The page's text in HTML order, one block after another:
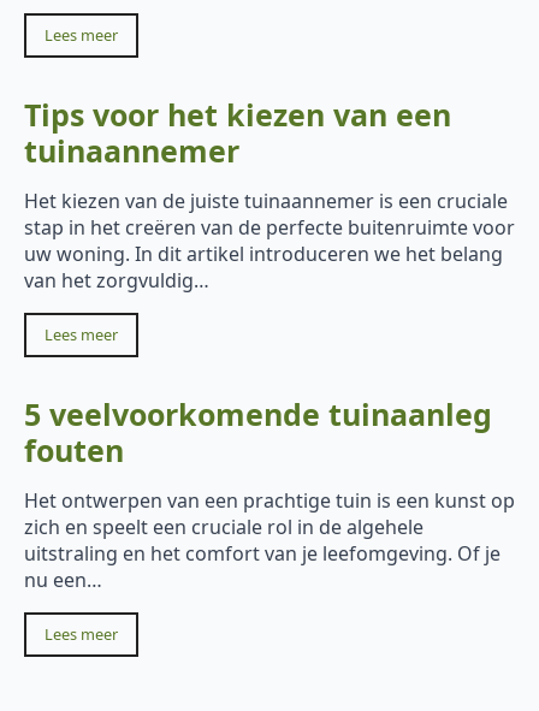
Lees meer
Tips voor het kiezen van een
tuinaannemer
Het kiezen van de juiste tuinaannemer is een cruciale
stap in het creëren van de perfecte buitenruimte voor
uw woning. In dit artikel introduceren we het belang
van het zorgvuldig…
Lees meer
5 veelvoorkomende tuinaanleg
fouten
Het ontwerpen van een prachtige tuin is een kunst op
zich en speelt een cruciale rol in de algehele
uitstraling en het comfort van je leefomgeving. Of je
nu een…
Lees meer